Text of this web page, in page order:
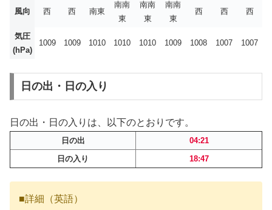
風向 西 西 南東
南南
東
南南
東
南南
東
西 西 西
気圧
(hPa)
1009 1009 1010 1010 1010 1009 1008 1007 1007
日の出・日の入り
日の出・日の入りは、以下のとおりです。
日の出
04:21
日の入り
18:47
■詳細（英語）